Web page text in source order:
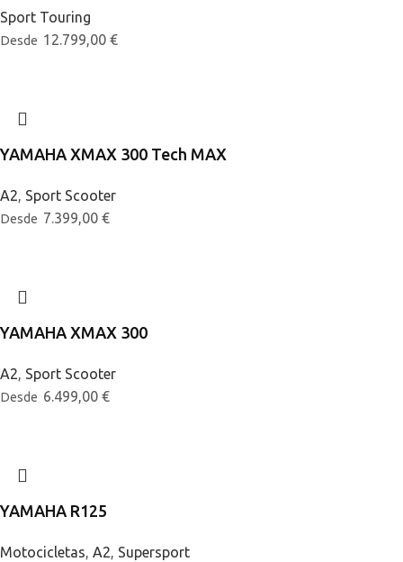
Sport Touring
Desde 12.799,00 €
YAMAHA XMAX 300 Tech MAX
A2, Sport Scooter
Desde 7.399,00 €
YAMAHA XMAX 300
A2, Sport Scooter
Desde 6.499,00 €
YAMAHA R125
Motocicletas, A2, Supersport